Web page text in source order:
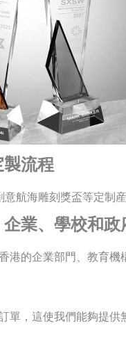
製流程
航海雕刻獎盃等定制
業、學校和
港的企業部門、教育機
單，這使我們能夠提